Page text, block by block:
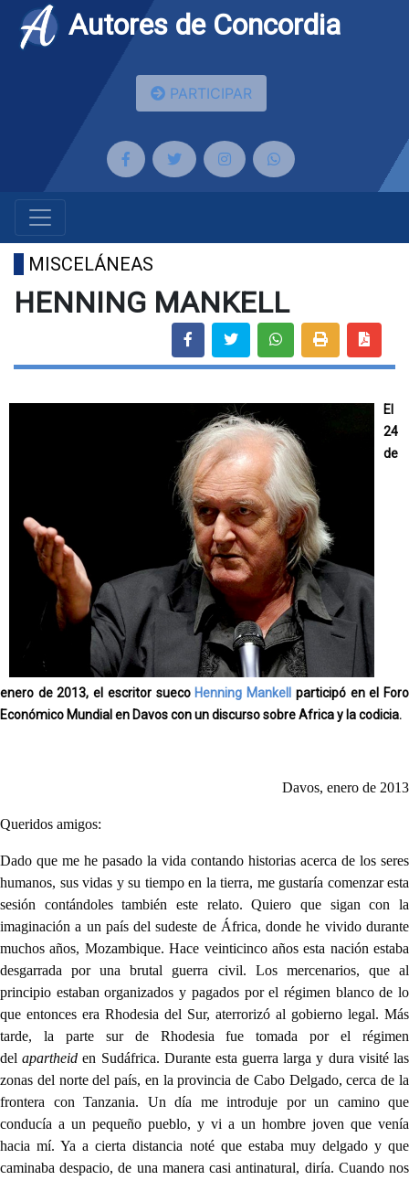
Autores de Concordia
PARTICIPAR
MISCELÁNEAS
HENNING MANKELL
El
24
de
enero de 2013, el escritor sueco Henning Mankell
participó en el Foro
Económico Mundial en Davos con un discurso sobre Africa y la codicia.
Davos, enero de 2013
Queridos amigos:
Dado que me he pasado la vida contando historias acerca de los seres
humanos, sus vidas y su tiempo en la tierra, me gustaría comenzar esta
sesión contándoles también este relato. Quiero que sigan con la
imaginación a un país del sudeste de África, donde he vivido durante
muchos años, Mozambique. Hace veinticinco años esta nación estaba
desgarrada por una brutal guerra civil. Los mercenarios, que al
principio estaban organizados y pagados por el régimen blanco de lo
que entonces era Rhodesia del Sur, aterrorizó al gobierno legal. Más
tarde, la parte sur de Rhodesia fue tomada por el régimen
delapartheid en Sudáfrica. Durante esta guerra larga y dura visité las
zonas del norte del país, en la provincia de Cabo Delgado, cerca de la
frontera con Tanzania. Un día me introduje por un camino que
conducía a un pequeño pueblo, y vi a un hombre joven que venía
hacia mí. Ya a cierta distancia noté que estaba muy delgado y que
caminaba despacio, de una manera casi antinatural, diría. Cuando nos